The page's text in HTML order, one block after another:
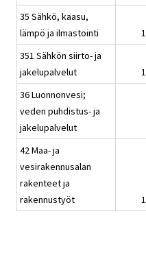
35 Sähkö, kaasu,
lämpö ja ilmastointi
351 Sähkön siirto- ja
jakelupalvelut
36 Luonnonvesi;
veden puhdistus- ja
jakelupalvelut
42 Maa- ja
vesirakennusalan
rakenteet ja
rakennustyöt